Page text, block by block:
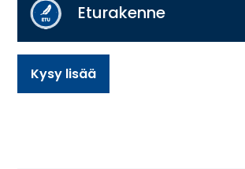
Eturakenne
Kysy lisää